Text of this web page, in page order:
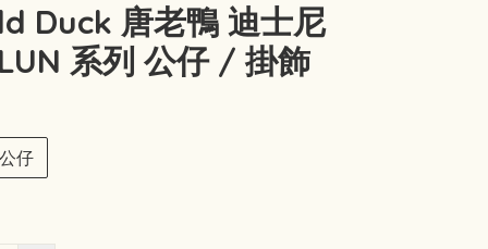
Duck 唐老鴨 迪士尼
系列 公仔 / 掛飾
公仔